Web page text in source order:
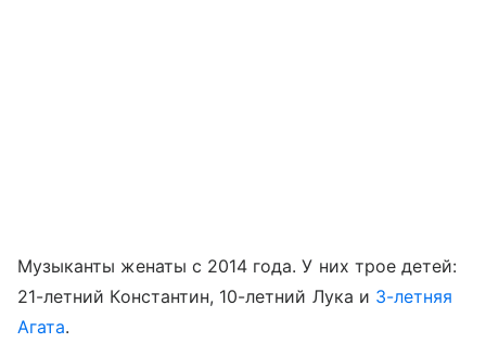
Музыканты женаты с 2014 года. У них трое детей:
21-летний Константин, 10-летний Лука и 3-летняя
Агата.